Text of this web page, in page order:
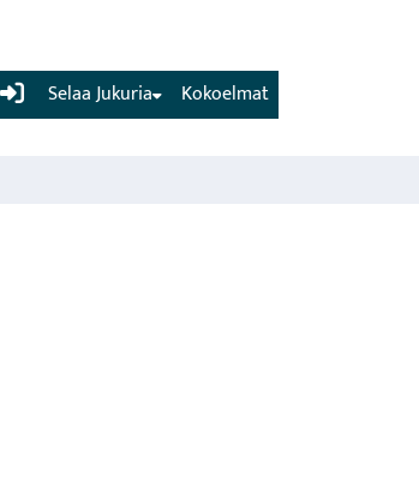
(current) Kokoelmat
Selaa Jukuria